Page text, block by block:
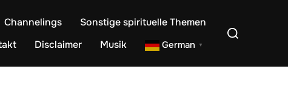
Channelings
Sonstige spirituelle Themen
Disclaimer Musik German ▼
Suchen